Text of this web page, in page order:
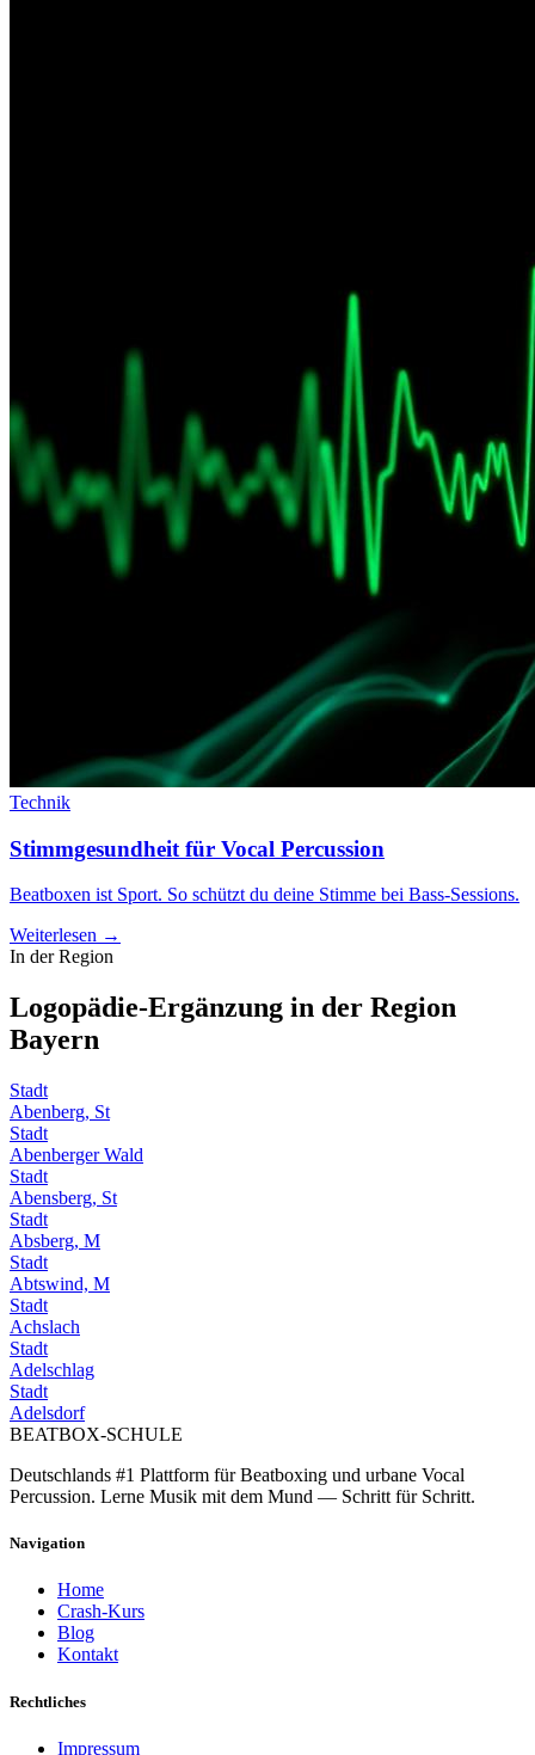
Technik
Stimmgesundheit für Vocal Percussion
Beatboxen ist Sport. So schützt du deine Stimme bei Bass-Sessions.
Weiterlesen →
In der Region
Logopädie-Ergänzung in der Region
Bayern
Stadt
Abenberg, St
Stadt
Abenberger Wald
Stadt
Abensberg, St
Stadt
Absberg, M
Stadt
Abtswind, M
Stadt
Achslach
Stadt
Adelschlag
Stadt
Adelsdorf
BEATBOX-SCHULE
Deutschlands #1 Plattform für Beatboxing und urbane Vocal
Percussion. Lerne Musik mit dem Mund — Schritt für Schritt.
Navigation
Home
Crash-Kurs
Blog
Kontakt
Rechtliches
Impressum